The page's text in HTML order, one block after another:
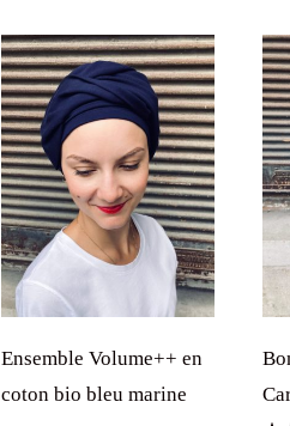
Ensemble Volume++ en
coton bio bleu marine